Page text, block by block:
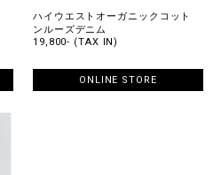
ハイウエストオーガニックコット
ンルーズデニム
19,800- (TAX IN)
ONLINE STORE